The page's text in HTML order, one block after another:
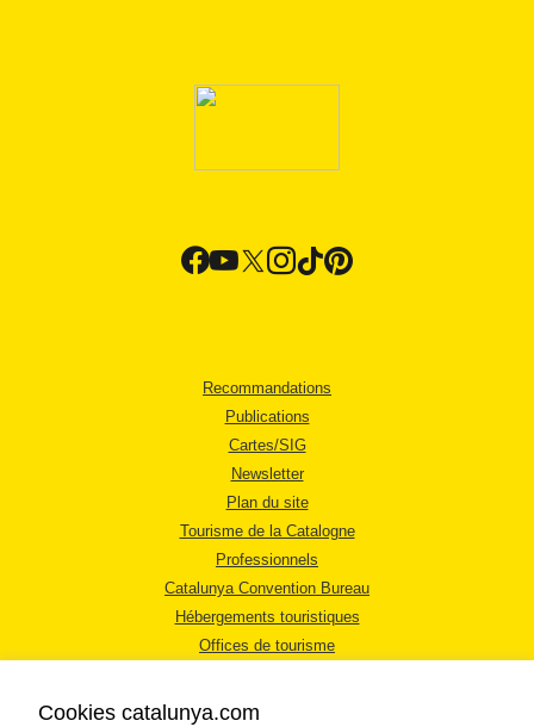
Recommandations
Publications
Cartes/SIG
Newsletter
Plan du site
Tourisme de la Catalogne
Professionnels
Catalunya Convention Bureau
Hébergements touristiques
Offices de tourisme
Cookies catalunya.com